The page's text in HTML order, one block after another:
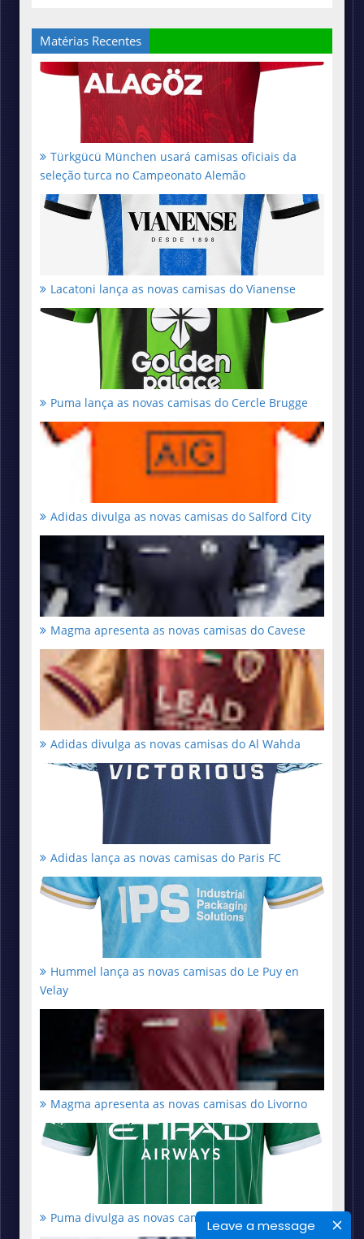
Leave a message
Matérias Recentes
Türkgücü München usará camisas oficiais da
seleção turca no Campeonato Alemão
Lacatoni lança as novas camisas do Vianense
Puma lança as novas camisas do Cercle Brugge
Adidas divulga as novas camisas do Salford City
Magma apresenta as novas camisas do Cavese
Adidas divulga as novas camisas do Al Wahda
Adidas lança as novas camisas do Paris FC
Hummel lança as novas camisas do Le Puy en
Velay
Magma apresenta as novas camisas do Livorno
Puma divulga as novas camisas do Lommel